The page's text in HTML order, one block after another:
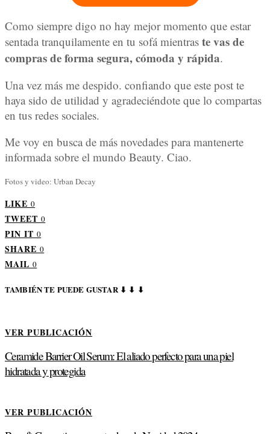
Como siempre digo no hay mejor momento que estar
sentada tranquilamente en tu sofá mientras te vas de
compras de forma segura, cómoda y rápida.
Una vez más me despido. confiando que este post te
haya sido de utilidad y agradeciéndote que lo compartas
en tus redes sociales.
Me voy en busca de más novedades para mantenerte
informada sobre el mundo Beauty. Ciao.
Fotos y video: Urban Decay
LIKE 0
TWEET 0
PIN IT 0
SHARE 0
MAIL 0
TAMBIÉN TE PUEDE GUSTAR ⬇ ⬇ ⬇
VER PUBLICACIÓN
Ceramide Barrier Oil Serum: El aliado perfecto para una piel
hidratada y protegida
VER PUBLICACIÓN